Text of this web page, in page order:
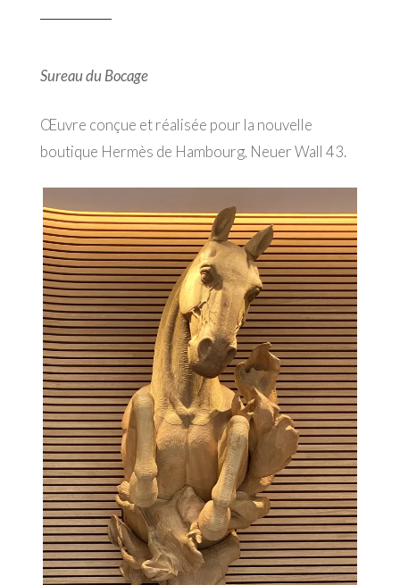
Sureau du Bocage
Œuvre conçue et réalisée pour la nouvelle
boutique Hermès de Hambourg, Neuer Wall 43.